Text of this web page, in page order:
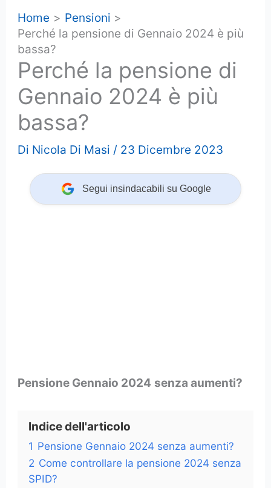
Home
Pensioni
Perché la pensione di Gennaio 2024 è più
bassa?
Perché la pensione di
Gennaio 2024 è più
bassa?
Di Nicola Di Masi / 23 Dicembre 2023
Segui insindacabili su Google
Pensione Gennaio 2024 senza aumenti?
Indice dell'articolo
1 Pensione Gennaio 2024 senza aumenti?
2 Come controllare la pensione 2024 senza
SPID?